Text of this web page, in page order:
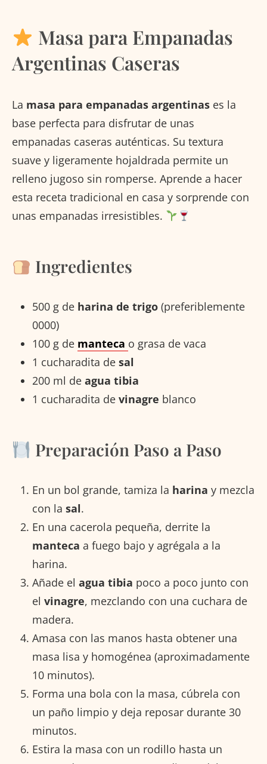
Masa para Empanadas
Argentinas Caseras
La masa para empanadas argentinas es la
base perfecta para disfrutar de unas
empanadas caseras auténticas. Su textura
suave y ligeramente hojaldrada permite un
relleno jugoso sin romperse. Aprende a hacer
esta receta tradicional en casa y sorprende con
unas empanadas irresistibles.
Ingredientes
500 g de harina de trigo (preferiblemente
0000)
100 g de manteca o grasa de vaca
1 cucharadita de sal
200 ml de agua tibia
1 cucharadita de vinagre blanco
Preparación Paso a Paso
En un bol grande, tamiza la harina y mezcla
con la sal.
En una cacerola pequeña, derrite la
manteca a fuego bajo y agrégala a la
harina.
Añade el agua tibia poco a poco junto con
el vinagre, mezclando con una cuchara de
madera.
Amasa con las manos hasta obtener una
masa lisa y homogénea (aproximadamente
10 minutos).
Forma una bola con la masa, cúbrela con
un paño limpio y deja reposar durante 30
minutos.
Estira la masa con un rodillo hasta un